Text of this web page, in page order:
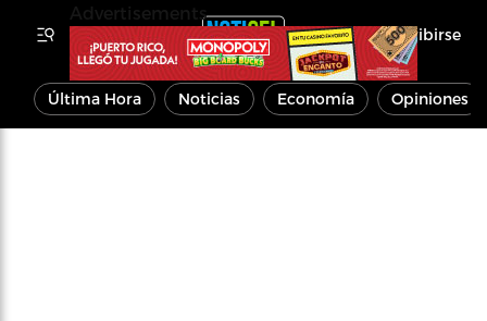
Inscribirse
Última Hora Noticias Economía Opiniones
Advertisements